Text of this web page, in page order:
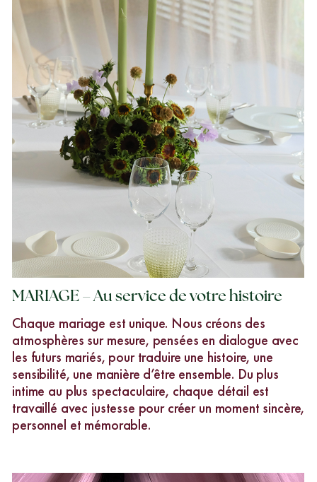
MARIAGE – Au service de votre histoire
Chaque mariage est unique. Nous créons des
atmosphères sur mesure, pensées en dialogue avec
les futurs mariés, pour traduire une histoire, une
sensibilité, une manière d’être ensemble. Du plus
intime au plus spectaculaire, chaque détail est
travaillé avec justesse pour créer un moment sincère,
personnel et mémorable.